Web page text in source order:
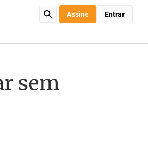
Assine Entrar
sem